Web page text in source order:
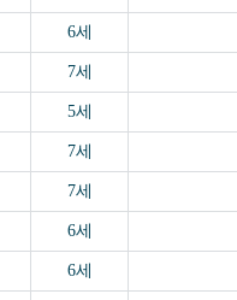
6세
7세
5세
7세
7세
6세
6세